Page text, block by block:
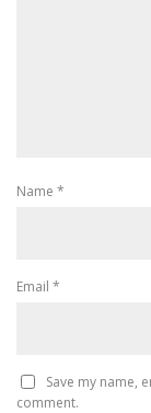
Name *
Email *
Save my name,
comment.